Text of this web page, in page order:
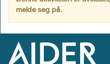
melde seg på.